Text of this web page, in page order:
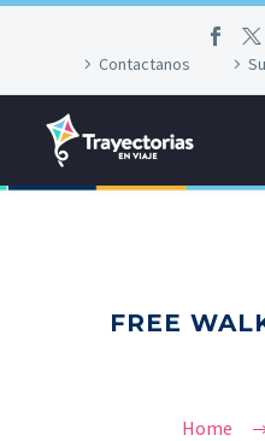
Contactanos
FREE
Home